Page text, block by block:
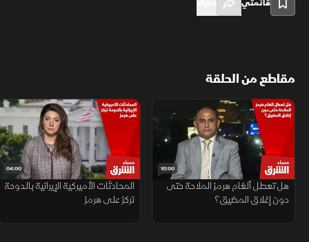
قائمتي
مقاطع من الحلقة
10:00
هل تعطل ألغام هرمز الملاحة حتى
دون إغلاق المضيق؟
04:00
المحادثات الأميركية الإيرانية بالدوحة
تركز على هرمز